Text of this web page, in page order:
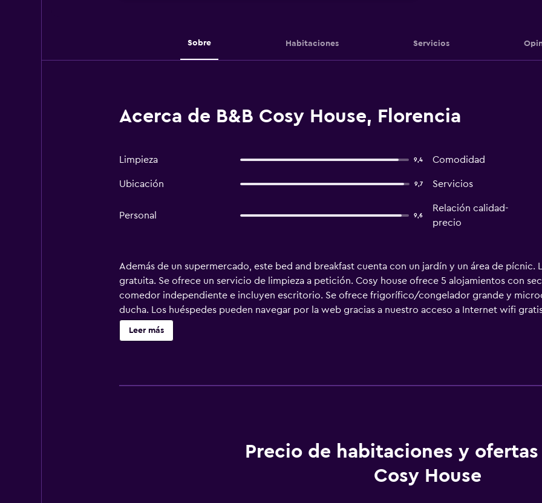
Sobre Habitaciones Servicios
Acerca de B&B Cosy House, Florencia
Limpieza 9,4 Comodidad
Ubicación 9,7 Servicios
Personal 9,6
Relación calidad-
precio
Además de un supermercado, este bed and breakfast cuenta con un jardín y un área de pícnic.
gratuita. Se ofrece un servicio de limpieza a petición. Cosy house ofrece 5 alojamientos con
comedor independiente e incluyen escritorio. Se ofrece frigorífico/congelador grande y
ducha. Los huéspedes pueden navegar por la web gracias a nuestro acceso a Internet wifi
personas, o hasta 10 dispositivos)). Se ofrece televisión por satélite. Es posible solicitar tabla
cambio de sábanas. Se ofrece servicio de limpieza a petición.
Leer más
Precio de habitaciones y ofertas
Cosy House